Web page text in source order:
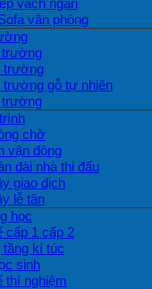
văn phòng
trường
trường
trường gỗ tự nhiên
trường
chờ
vận động
đài nhà thi đấu
giao dịch
lễ tân
học
cấp 1 cấp 2
kí túc
sinh
thí nghiệm